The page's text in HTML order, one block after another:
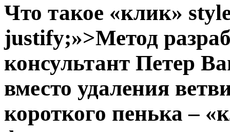
Что такое «клик»
justify;»>Метод
консультант Петер
вместо удаления
короткого пенька –